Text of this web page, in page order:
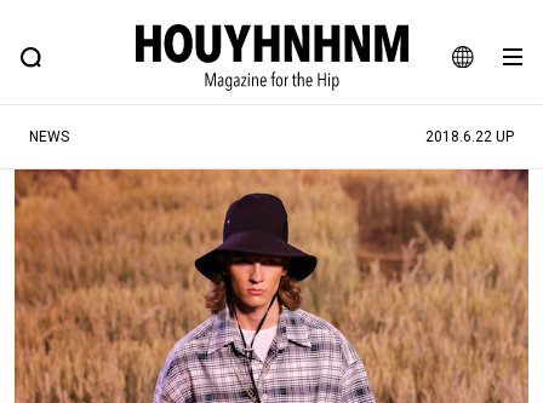
JA
EN
FEATURE BLOG SNAP
ヒップなファッション、カルチャー、ライフスタイルWEBマガジン
#注目のタグ
#SHOPPING ADDICT #憧れの逸品
#ESSENTIAL DESIGNS #古着サミット
#NEW VINTAGE #マイナーグッド図鑑
#路地裏てぃーん。 #MONTHLY JOURNAL
NEWS 2018.6.22 UP